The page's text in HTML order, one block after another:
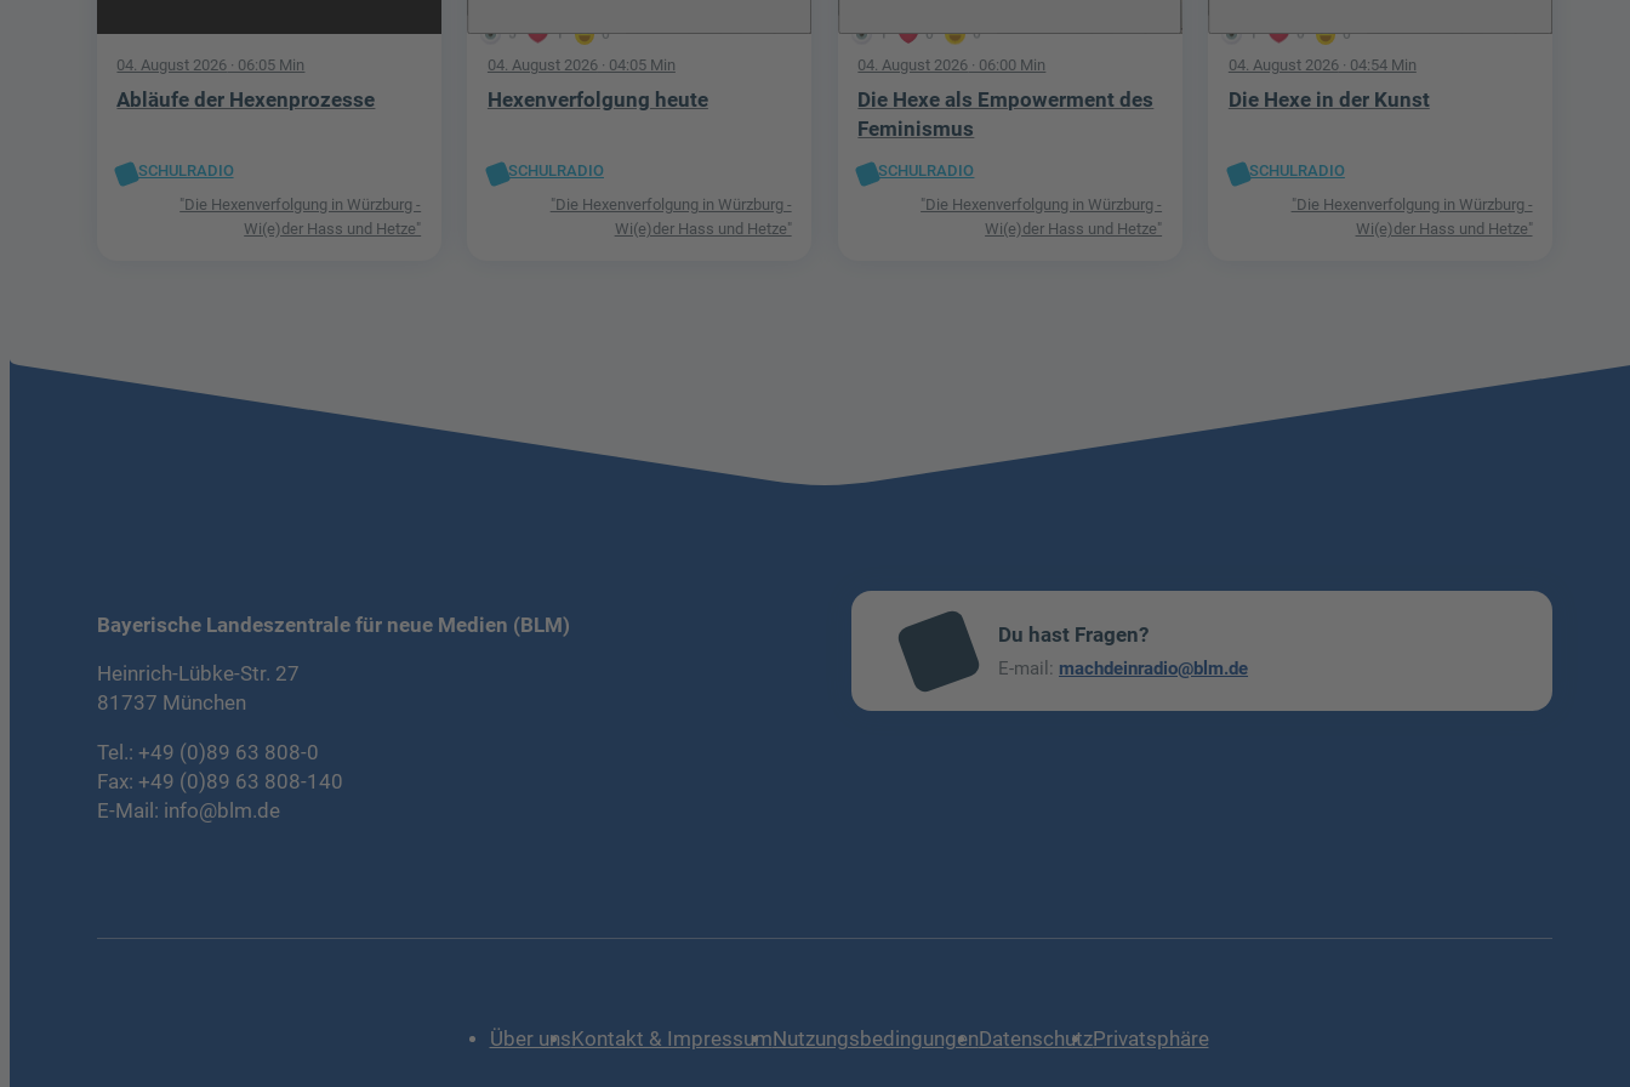
04. August 2026 · 06:05 Min
Abläufe der Hexenprozesse
SCHULRADIO
"Die Hexenverfolgung in Würzburg -
Wi(e)der Hass und Hetze"
5 1 0
04. August 2026· 04:05 Min
Hexenverfolgung heute
SCHULRADIO
"Die Hexenverfolgung in Würzburg -
Wi(e)der Hass und Hetze"
1 0 0
04. August 2026 · 06:00 Min
Die Hexe als Empowerment des
Feminismus
SCHULRADIO
"Die Hexenverfolgung in Würzburg -
Wi(e)der Hass und Hetze"
1 0 0
04. August 2026· 04:54 Min
Die Hexe in der Kunst
SCHULRADIO
"Die Hexenverfolgung in Würzburg -
Wi(e)der Hass und Hetze"
Bayerische Landeszentrale für neue Medien (BLM)
Heinrich-Lübke-Str. 27
81737 München
Tel.: +49 (0)89 63 808-0
Fax: +49 (0)89 63 808-140
E-Mail: info@blm.de
mai
l
Du hast Fragen?
E-mail: machdeinradio@blm.de
Über unsKontakt & ImpressumNutzungsbedingungenDatenschutzPrivatsphäre